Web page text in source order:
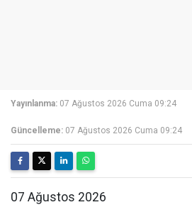
Yayınlanma: 07 Ağustos 2026 Cuma 09:24
Güncelleme: 07 Ağustos 2026 Cuma 09:24
07 Ağustos 2026